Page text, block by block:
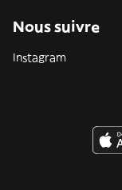
Nous suivre
Instagram